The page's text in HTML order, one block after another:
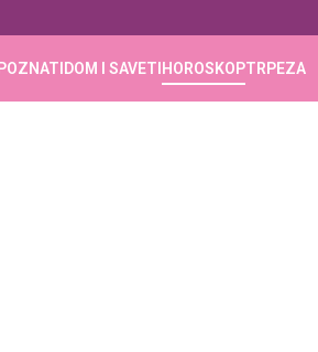
POZNATI DOM I SAVETI HOROSKOPTRPEZA